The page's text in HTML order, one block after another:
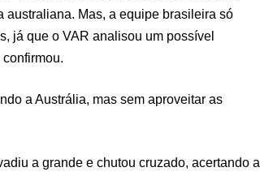
australiana. Mas, a equipe brasileira só
já que o VAR analisou um possível
a Austrália, mas sem aproveitar as
a grande e chutou cruzado, acertando a